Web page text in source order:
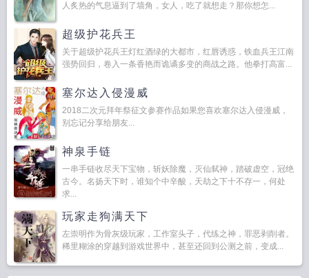
人炙热的气息逼到了墙角，女人，吃了就想走？那你想怎...
超级护花兵王
关于超级护花兵王灯红酒绿的大都市，红唇诱惑，铁血兵王江南
强势回归，卷入一条香艳而诡谲多变的商战之路。他拳打高富...
塞尔达入侵漫威
2018二次元拜年祭征文参赛作品如果您喜欢塞尔达入侵漫威，
别忘记分享给朋友...
神泉手链
一串手链收尽天下宝物，斩妖除魔，灭仙弑神，踏破虚空，冠绝
古今。名扬天下时，谁知个中辛酸，天劫之下十不存一，何处
求...
玩家走狗满天下
左崇明作为骨灰级玩家，工作室头子，代练之神，罪恶剥削者。
稀里糊涂的穿越到游戏世界中，甚至还回到公测之前，变成...